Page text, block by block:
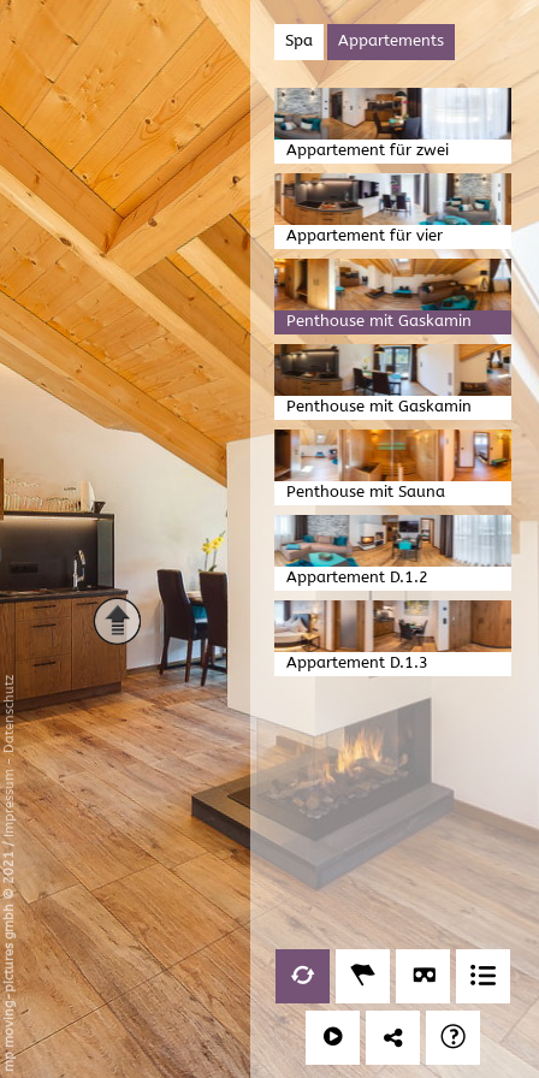
Spa Appartements
Appartement für zwei
Appartement für vier
Penthouse mit Gaskamin
Penthouse mit Gaskamin
Penthouse mit Sauna
Appartement D.1.2
Appartement D.1.3
mp moving-pictures gmbh © 2021
/
Impressum
-
Datenschutz